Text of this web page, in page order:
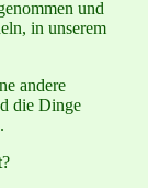
und
in unserem
andere
die Dinge